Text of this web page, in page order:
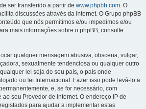
ser transferido a partir de www.phpbb.com. O
discussões através da Internet. O Grupo phpBB
que nós permitimos e/ou impedimos e/ou
mais informações sobre o phpBB, consulte:
qualquer mensagem abusiva, obscena, vulgar,
sexualmente tendenciosa ou qualquer outro
lei seja do seu país, o país onde
ou lei Internacional. Fazer isso pode levá-lo a
e, se for necessário, com
seu Provedor de Internet. O endereço IP de
para ajudar a implementar estas